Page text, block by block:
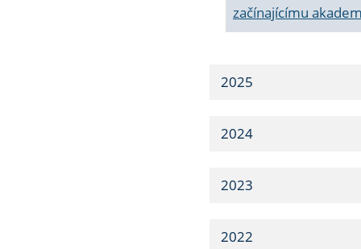
začínajícímu
2025
2024
2023
2022